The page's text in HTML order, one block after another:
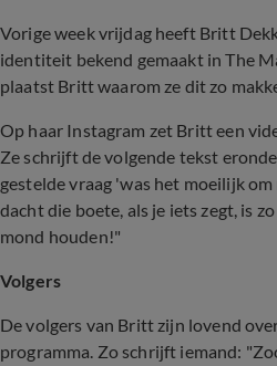
Vorige week vrijdag heeft Britt
identiteit bekend gemaakt in The
plaatst Britt waarom ze dit zo
Op haar Instagram zet Britt een
Ze schrijft de volgende tekst
gestelde vraag 'was het moeilijk om
dacht die boete, als je iets zegt, is
mond houden!"
Volgers
De volgers van Britt zijn lovend
programma. Zo schrijft iemand: